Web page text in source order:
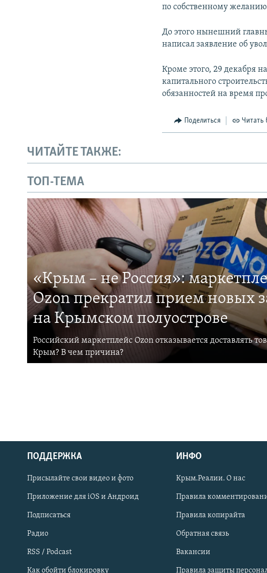
Українською
Qırımtatar
ПРИСОЕДИНЯЙТЕСЬ!
по собственному
До этого нынешний
написал заявление об
Кроме этого, 29 декабря
капитального
обязанностей на время
Поделиться Читать
ЧИТАЙТЕ ТАКЖЕ:
ТОП-ТЕМА
«Крым – не Россия»:
Ozon прекратил прием новых
на Крымском полуострове
Российский маркетплейс Ozon отказывается доставлять
Крым? В чем причина?
ПОДДЕРЖКА
Присылайте свои видео и фото
Приложение для iOS и Андроид
Подписаться
Радио
RSS / Podcast
Как обойти блокировку
ИНФО
Крым.Реалии. О нас
Правила
Правила копирайта
Обратная связь
Вакансии
Правила защиты